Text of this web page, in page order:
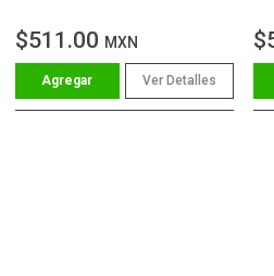
$511.00 MXN
Ver Detalles